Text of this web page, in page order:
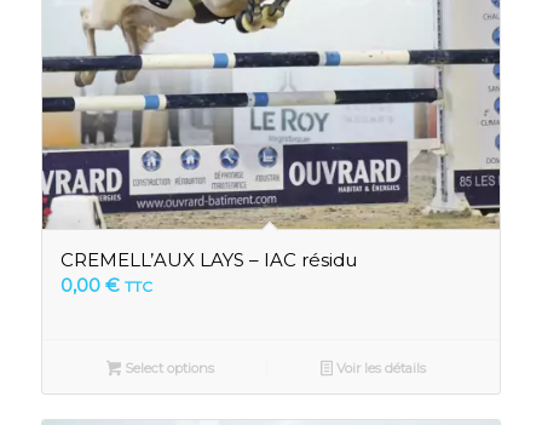
CREMELL’AUX LAYS – IAC résidu
0,00 € TTC
Select options Voir les détails